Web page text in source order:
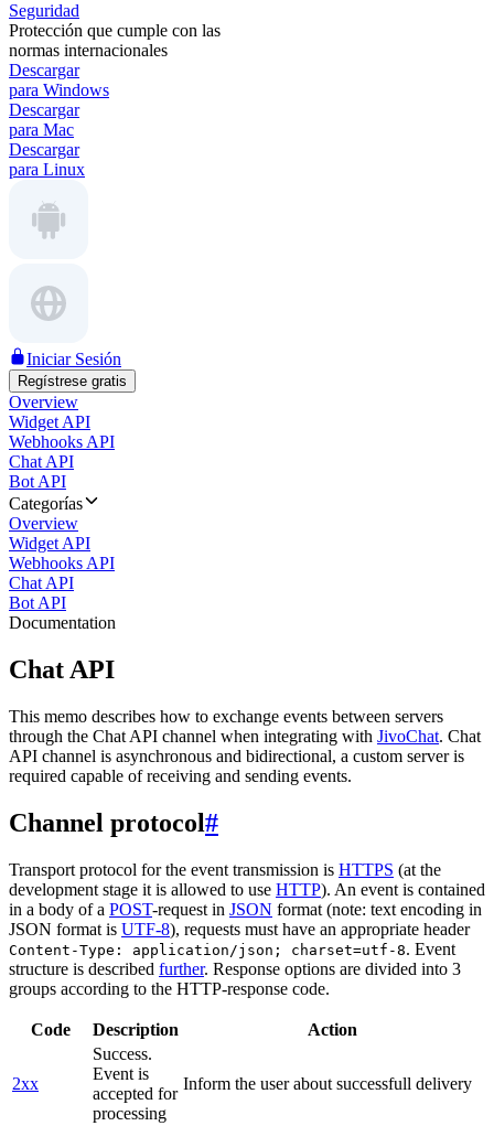
Seguridad
Protección que cumple con las
normas internacionales
Descargar
para Windows
Descargar
para Mac
Descargar
para Linux
Iniciar Sesión
Regístrese gratis
Overview
Widget API
Webhooks API
Chat API
Bot API
Categorías
Overview
Widget API
Webhooks API
Chat API
Bot API
Documentation
Chat API
This memo describes how to exchange events between servers
through the Chat API channel when integrating with JivoChat. Chat
API channel is asynchronous and bidirectional, a custom server is
required capable of receiving and sending events.
Channel protocol#
Transport protocol for the event transmission is HTTPS (at the
development stage it is allowed to use HTTP). An event is contained
in a body of a POST-request in JSON format (note: text encoding in
JSON format is UTF-8), requests must have an appropriate header
Content-Type: application/json; charset=utf-8. Event
structure is described further. Response options are divided into 3
groups according to the HTTP-response code.
Code Description Action
2xx
Success.
Event is
accepted for
processing
Inform the user about successfull delivery